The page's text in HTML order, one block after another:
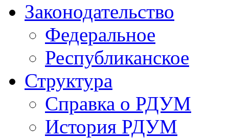
Законодательство
Федеральное
Республиканское
Структура
Справка о РДУМ
История РДУМ